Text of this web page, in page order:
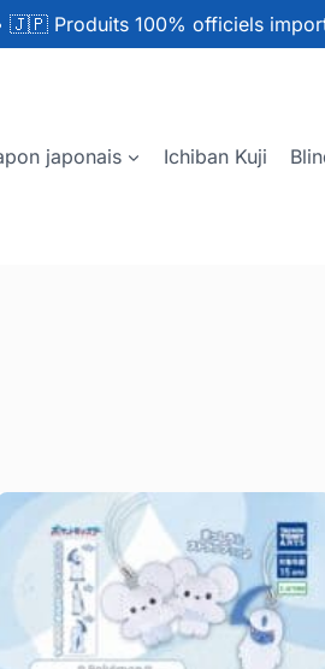
🇯🇵 Produits 100% officiels
japonais Ichiban Kuji